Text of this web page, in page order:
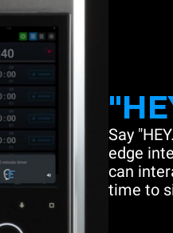
Say
edge
can
time to